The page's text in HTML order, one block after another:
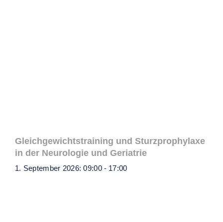
Gleichgewichtstraining und Sturzprophylaxe
in der Neurologie und Geriatrie
1. September 2026: 09:00 - 17:00